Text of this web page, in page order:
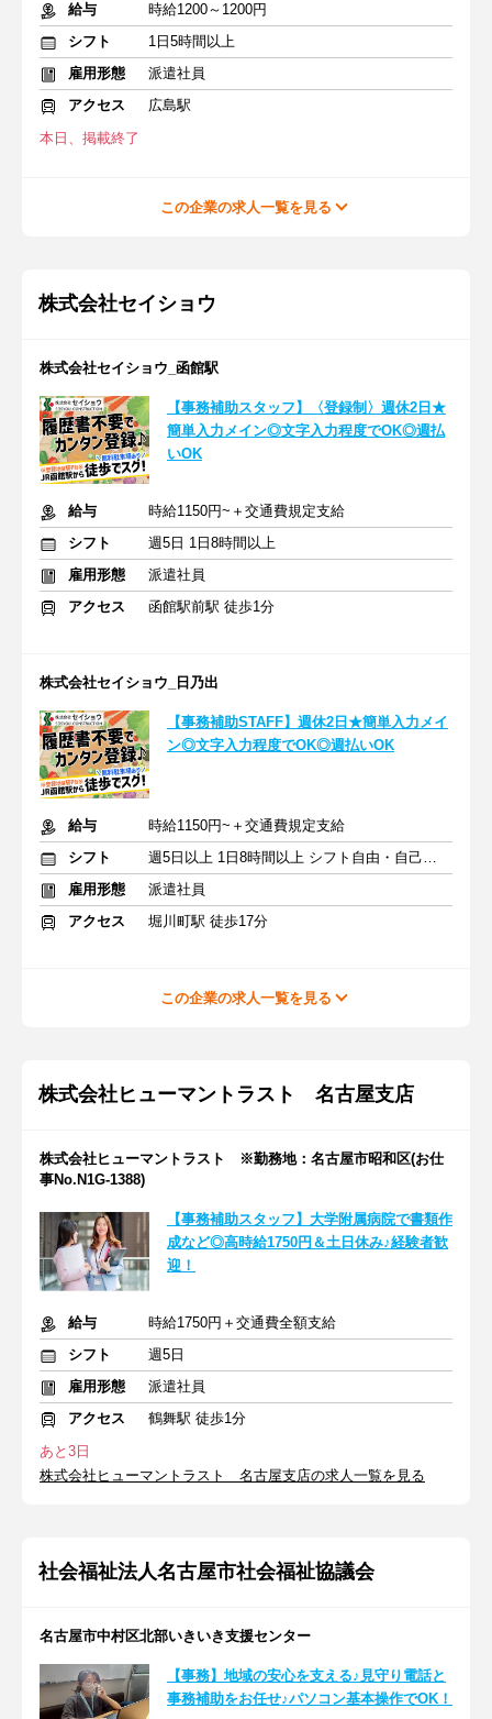
給与
時給1200～1200円
シフト
1日5時間以上
雇用形態
派遣社員
アクセス
広島駅
本日、掲載終了
この企業の求人一覧を見る
株式会社セイショウ
株式会社セイショウ_函館駅
【事務補助スタッフ】〈登録制〉週休2日★
簡単入力メイン◎文字入力程度でOK◎週払
いOK
給与
時給1150円~＋交通費規定支給
シフト
週5日 1日8時間以上
雇用形態
派遣社員
アクセス
函館駅前駅 徒歩1分
株式会社セイショウ_日乃出
【事務補助STAFF】週休2日★簡単入力メイ
ン◎文字入力程度でOK◎週払いOK
給与
時給1150円~＋交通費規定支給
シフト
週5日以上 1日8時間以上 シフト自由・自己申告
雇用形態
派遣社員
アクセス
堀川町駅 徒歩17分
この企業の求人一覧を見る
株式会社ヒューマントラスト 名古屋支店
株式会社ヒューマントラスト ※勤務地：名古屋市昭和区(お仕
事No.N1G-1388)
【事務補助スタッフ】大学附属病院で書類作
成など◎高時給1750円＆土日休み♪経験者歓
迎！
給与
時給1750円＋交通費全額支給
シフト
週5日
雇用形態
派遣社員
アクセス
鶴舞駅 徒歩1分
あと3日
株式会社ヒューマントラスト 名古屋支店の求人一覧を見る
社会福祉法人名古屋市社会福祉協議会
名古屋市中村区北部いきいき支援センター
【事務】地域の安心を支える♪見守り電話と
事務補助をお任せ♪パソコン基本操作でOK！